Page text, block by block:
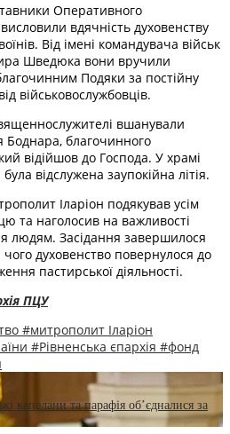
Оперативного
вдячність духовенству
Від імені командувача військ
Шведюка вони вручили
Подяки за постійну
військовослужбовців.
вшанували
Боднара, благочинного
відійшов до Господа. У храмі
відслужена заупокійна літія.
Іларіон подякував усім
та наголосив на важливості
людям. Засідання завершилося
духовенство повернулося до
пастирської діяльності.
ПЦУ
#митрополит Іларіон
#Рівненська єпархія #фонд
капелани та парафія об’єдналися за